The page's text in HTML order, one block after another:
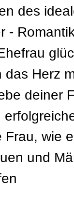
des
-
das Herz
deiner
Frau, wie
und